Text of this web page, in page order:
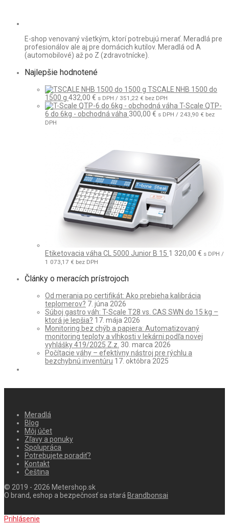
E-shop venovaný všetkým, ktorí potrebujú merať. Meradlá pre
profesionálov ale aj pre domácich kutilov. Meradlá od A
(automobilové) až po Z (zdravotnícke).
Najlepšie hodnotené
TSCALE NHB 1500 do
1500 g 432,00 € s DPH / 351,22 € bez DPH
T-Scale QTP-
6 do 6kg - obchodná váha 300,00 € s DPH / 243,90 € bez
DPH
Etiketovacia váha CL 5000 Junior B 15 1 320,00 € s DPH /
1 073,17 € bez DPH
Články o meracích prístrojoch
Od merania po certifikát: Ako prebieha kalibrácia
teplomerov? 7. júna 2026
Súboj gastro váh: T-Scale T28 vs. CAS SWN do 15 kg –
ktorá je lepšia? 17. mája 2026
Monitoring bez chýb a papiera: Automatizovaný
monitoring teploty a vlhkosti v lekárni podľa novej
vyhlášky 419/2025 Z.z. 30. marca 2026
Počítacie váhy – efektívny nástroj pre rýchlu a
bezchybnú inventúru 17. októbra 2025
Meradlá
Blog
Môj účet
Zľavy a ponuky
Spolupráca
Potrebujete poradiť?
Kontakt
Čeština
© 2019 - 2026 Metershop.sk
O brand, eshop a bezpečnosť sa stará Brandbonsai
Prihlásenie